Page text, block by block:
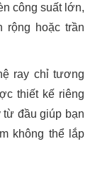
công suất lớn,
rộng hoặc trần
ray chỉ tương
thiết kế riêng
đầu giúp bạn
không thể lắp